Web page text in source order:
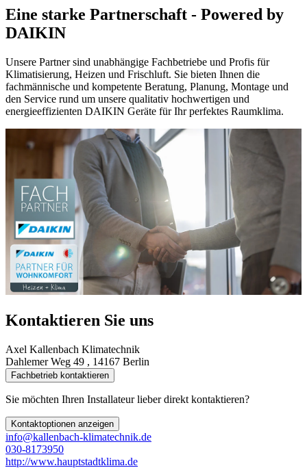
Eine starke Partnerschaft - Powered by
DAIKIN
Unsere Partner sind unabhängige Fachbetriebe und Profis für
Klimatisierung, Heizen und Frischluft. Sie bieten Ihnen die
fachmännische und kompetente Beratung, Planung, Montage und
den Service rund um unsere qualitativ hochwertigen und
energieeffizienten DAIKIN Geräte für Ihr perfektes Raumklima.
Kontaktieren Sie uns
Axel Kallenbach Klimatechnik
Dahlemer Weg 49 , 14167 Berlin
Fachbetrieb kontaktieren
Sie möchten Ihren Installateur lieber direkt kontaktieren?
Kontaktoptionen anzeigen
info@kallenbach-klimatechnik.de
030-8173950
http://www.hauptstadtklima.de